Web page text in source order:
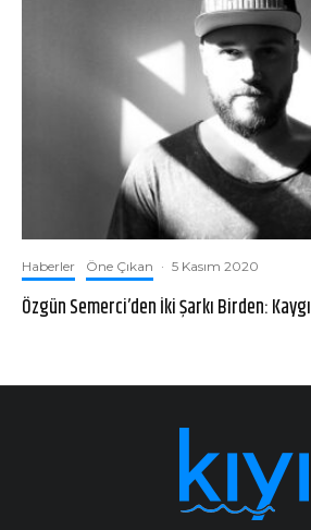
Haberler Öne Çıkan · 5 Kasım 2020
Özgün Semerci’den İki Şarkı Birden: Kaygı